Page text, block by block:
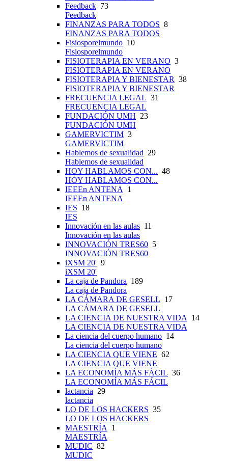
Feedback 73
Feedback
FINANZAS PARA TODOS 8
FINANZAS PARA TODOS
Fisiosporelmundo 10
Fisiosporelmundo
FISIOTERAPIA EN VERANO 3
FISIOTERAPIA EN VERANO
FISIOTERAPIA Y BIENESTAR 38
FISIOTERAPIA Y BIENESTAR
FRECUENCIA LEGAL 31
FRECUENCIA LEGAL
FUNDACIÓN UMH 23
FUNDACIÓN UMH
GAMERVICTIM 3
GAMERVICTIM
Hablemos de sexualidad 29
Hablemos de sexualidad
HOY HABLAMOS CON... 48
HOY HABLAMOS CON...
IEEEn ANTENA
1
IEEEn ANTENA
IES 18
IES
Innovación en las aulas 11
Innovación en las aulas
INNOVACIÓN TRES60 5
INNOVACIÓN TRES60
iXSM 20' 9
iXSM 20'
La caja de Pandora 189
La caja de Pandora
LA CÁMARA DE GESELL 17
LA CÁMARA DE GESELL
LA CIENCIA DE NUESTRA VIDA
14
LA CIENCIA DE NUESTRA VIDA
La ciencia del cuerpo humano 14
La ciencia del cuerpo humano
LA CIENCIA QUE VIENE 62
LA CIENCIA QUE VIENE
LA ECONOMÍA MÁS FÁCIL 36
LA ECONOMÍA MÁS FÁCIL
lactancia 29
lactancia
LO DE LOS HACKERS 35
LO DE LOS HACKERS
MAESTRÍA
1
MAESTRÍA
MUDIC 82
MUDIC